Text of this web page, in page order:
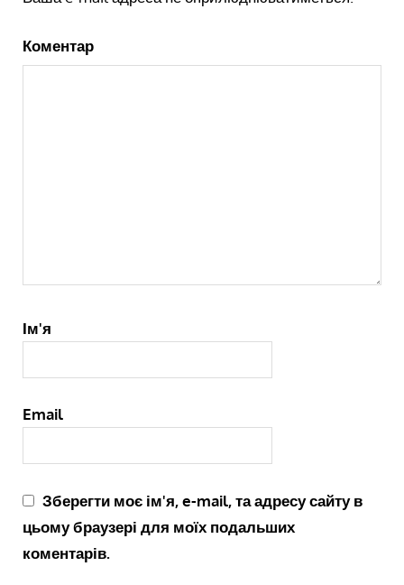
Коментар
Ім'я
Email
Зберегти моє ім'я, e-mail, та адресу сайту в
цьому браузері для моїх подальших
коментарів.